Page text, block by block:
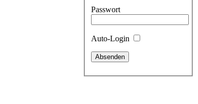
Passwort
Auto-Login